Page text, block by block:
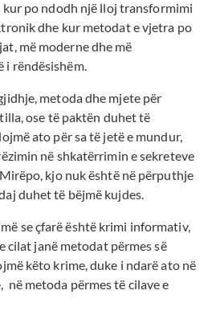
po ndodh një lloj transformimi
dhe kur metodat e vjetra po
më moderne dhe më
i rëndësishëm.
metoda dhe mjete për
ose të paktën duhet të
ato për sa të jetë e mundur,
në shkatërrimin e sekreteve
kjo nuk është në përputhje
duhet të bëjmë kujdes.
se çfarë është krimi informativ,
cilat janë metodat përmes së
këto krime, duke i ndarë ato në
në metoda përmes të cilave e